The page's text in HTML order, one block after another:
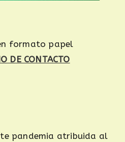
formato papel
DE CONTACTO
pandemia atribuida al